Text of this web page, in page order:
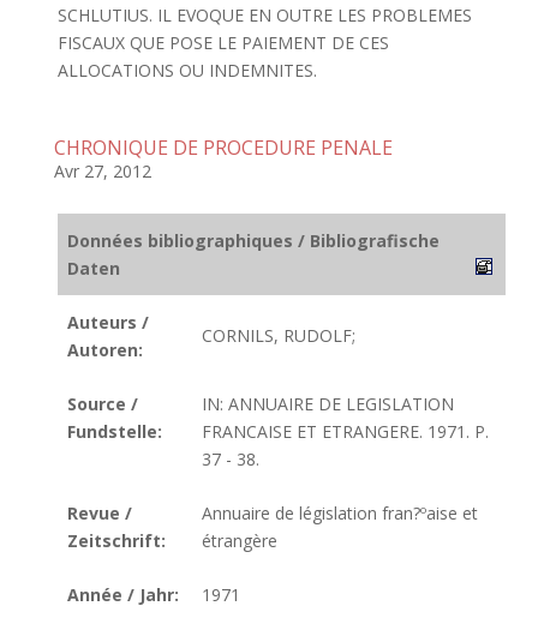
SCHLUTIUS. IL EVOQUE EN OUTRE LES PROBLEMES
FISCAUX QUE POSE LE PAIEMENT DE CES
ALLOCATIONS OU INDEMNITES.
CHRONIQUE DE PROCEDURE PENALE
Avr 27, 2012
Données bibliographiques / Bibliografische
Daten
Auteurs /
Autoren:
CORNILS, RUDOLF;
Source /
Fundstelle:
IN: ANNUAIRE DE LEGISLATION
FRANCAISE ET ETRANGERE. 1971. P.
37 - 38.
Revue /
Zeitschrift:
Annuaire de législation fran?ºaise et
étrangère
Année / Jahr: 1971